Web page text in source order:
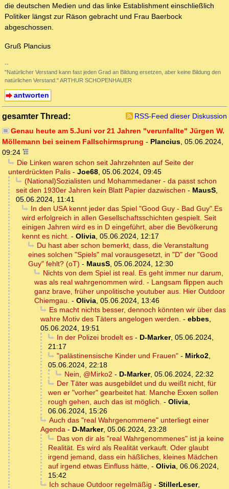
die deutschen Medien und das linke Establishment einschließlich
Politiker längst zur Räson gebracht und Frau Baerbock
abgeschossen.
Gruß Plancius
--
"Natürlicher Verstand kann fast jeden Grad an Bildung ersetzen, aber keine Bildung den
natürlichen Verstand." ARTHUR SCHOPENHAUER
antworten
gesamter Thread:
RSS-Feed dieser Diskussion
Genau heute am 5.Juni vor 21 Jahren "verunfallte" Jürgen W.
Möllemann bei seinem Fallschirmsprung - Plancius, 05.06.2024,
09:24
Die Linken waren schon seit Jahrzehnten auf Seite der
unterdrückten Palis - Joe68, 05.06.2024, 09:45
(National)Sozialisten und Mohammedaner - da passt schon
seit den 1930er Jahren kein Blatt Papier dazwischen - MausS,
05.06.2024, 11:41
In den USA kennt jeder das Spiel "Good Guy - Bad Guy".Es
wird erfolgreich in allen Gesellschaftsschichten gespielt. Seit
einigen Jahren wird es in D eingeführt, aber die Bevölkerung
kennt es nicht. - Olivia, 05.06.2024, 12:17
Du hast aber schon bemerkt, dass, die Veranstaltung
eines solchen "Spiels" mal vorausgesetzt, in "D" der "Good
Guy" fehlt? (oT) - MausS, 05.06.2024, 12:30
Nichts von dem Spiel ist real. Es geht immer nur darum,
was als real wahrgenommen wird. - Langsam flippen auch
ganz brave, früher unpolitische youtuber aus. Hier Outdoor
Chiemgau. - Olivia, 05.06.2024, 13:46
Es macht nichts besser, dennoch könnten wir über das
wahre Motiv des Täters angelogen werden. - ebbes,
05.06.2024, 19:51
In der Polizei brodelt es- D-Marker, 05.06.2024,
21:17
"palästinensische Kinder und Frauen"- Mirko2,
05.06.2024, 22:18
Nein, @Mirko2 - D-Marker, 05.06.2024, 22:32
Der Täter was ausgebildet und du weißt nicht, für
wen er "vorher" gearbeitet hat. Manche Exxen sollen
rough gehen, auch das ist möglich. - Olivia,
06.06.2024, 15:26
Auch das "real Wahrgenommene" unterliegt einer
Agenda - D-Marker, 05.06.2024, 23:28
Das von dir als "real Wahrgenommenes" ist ja keine
Realität. Es wird als Realität verkauft. Oder glaubt
irgend jemand, dass ein häßliches, kleines Mädchen
auf irgend etwas Einfluss hätte, - Olivia, 06.06.2024,
15:42
Ich schaue Outdoor regelmäßig - StillerLeser,